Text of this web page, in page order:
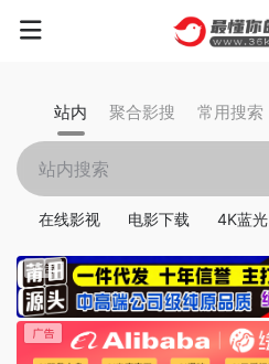
站内 聚合影搜 常用搜索
在线影视 电影下载 4K蓝光